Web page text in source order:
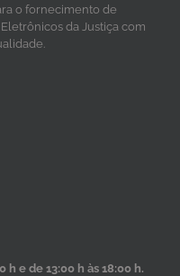
o fornecimento de
da Justiça com
h e de 13:00 h às 18:00 h.